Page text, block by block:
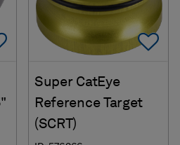
Add To Favorites
Super CatEye
Reference Target
(SCRT)